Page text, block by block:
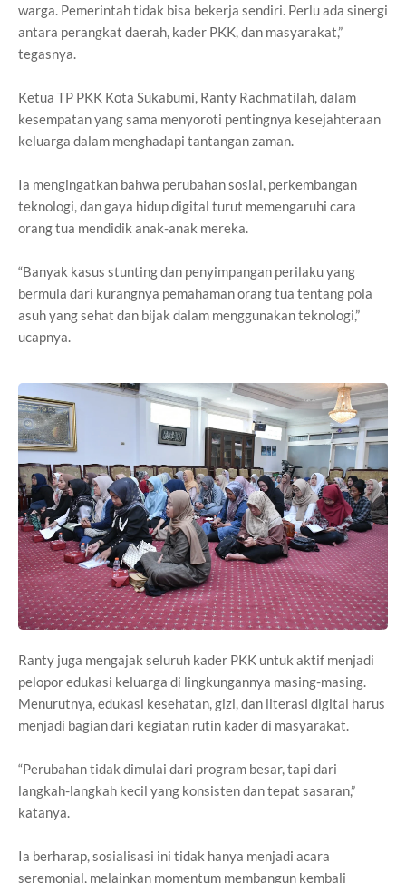
warga. Pemerintah tidak bisa bekerja sendiri. Perlu ada sinergi
antara perangkat daerah, kader PKK, dan masyarakat,”
tegasnya.
Ketua TP PKK Kota Sukabumi, Ranty Rachmatilah, dalam
kesempatan yang sama menyoroti pentingnya kesejahteraan
keluarga dalam menghadapi tantangan zaman.
Ia mengingatkan bahwa perubahan sosial, perkembangan
teknologi, dan gaya hidup digital turut memengaruhi cara
orang tua mendidik anak-anak mereka.
“Banyak kasus stunting dan penyimpangan perilaku yang
bermula dari kurangnya pemahaman orang tua tentang pola
asuh yang sehat dan bijak dalam menggunakan teknologi,”
ucapnya.
Ranty juga mengajak seluruh kader PKK untuk aktif menjadi
pelopor edukasi keluarga di lingkungannya masing-masing.
Menurutnya, edukasi kesehatan, gizi, dan literasi digital harus
menjadi bagian dari kegiatan rutin kader di masyarakat.
“Perubahan tidak dimulai dari program besar, tapi dari
langkah-langkah kecil yang konsisten dan tepat sasaran,”
katanya.
Ia berharap, sosialisasi ini tidak hanya menjadi acara
seremonial, melainkan momentum membangun kembali